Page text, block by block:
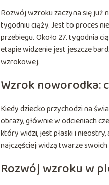
Rozwój wzroku zaczyna się już
tygodniu ciąży. Jest to proces
przebiegu. Około 27. tygodnia
etapie widzenie jest jeszcze
wzrokowej.
Wzrok noworodka:
Kiedy dziecko przychodzi na
obrazy, głównie w odcieniach
który widzi, jest płaski i
najczęściej widzą twarze
Rozwój wzroku w